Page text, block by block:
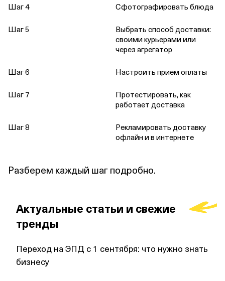
Шаг 4 Сфотографировать блюда
Шаг 5
Выбрать способ доставки:
своими курьерами или
через агрегатор
Шаг 6 Настроить прием оплаты
Шаг 7
Протестировать, как
работает доставка
Шаг 8
Рекламировать доставку
офлайн и в интернете
Разберем каждый шаг подробно.
Актуальные статьи и свежие
тренды
Переход на ЭПД с 1 сентября: что нужно знать
бизнесу